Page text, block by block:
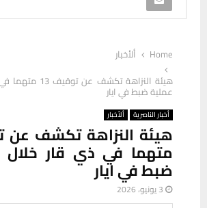
Home
ألأخبار
عملية ضبط في ايار
أخبار الناصرية ألأخبار
ضبط في ايار
3 يونيو، 2026